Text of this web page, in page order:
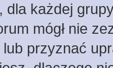
dla każdej
mógł nie
przyznać